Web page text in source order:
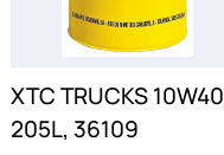
XTC TRUCKS 10W40
205L, 36109